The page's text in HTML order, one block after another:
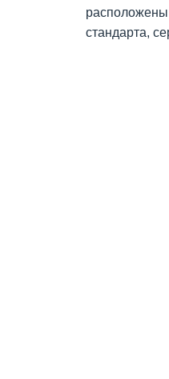
расположены
стандарта,